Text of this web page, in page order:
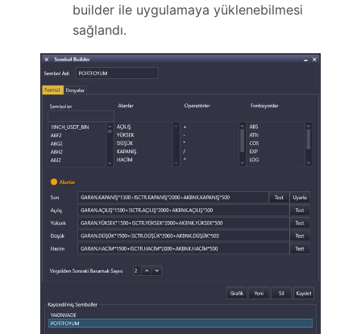
builder ile uygulamaya yüklenebilmesi
sağlandı.